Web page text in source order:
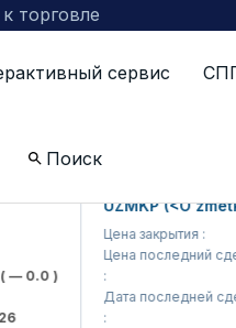
торговле
сервис
Поиск
)
UZMKP
Цена закрытия :
Цена последний сделки
Дата последней сделки